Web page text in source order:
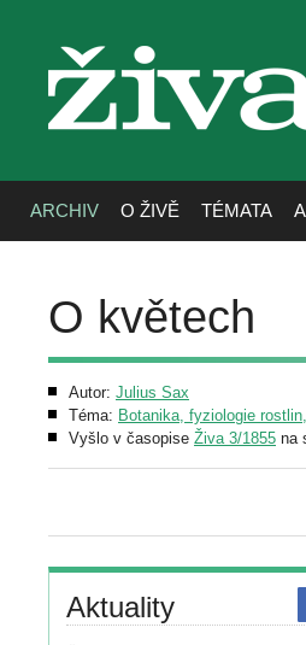
živa
ARCHIV O ŽIVĚ TÉMATA
O květech
Autor: Julius Sax
Téma: Botanika, fyziologie
Vyšlo v časopise Živa 3/1855 na
Aktuality